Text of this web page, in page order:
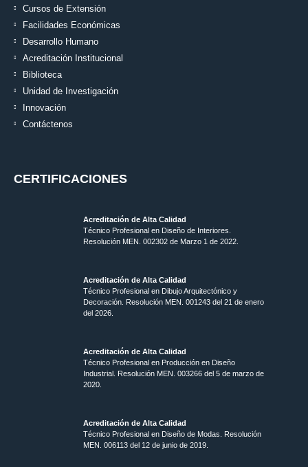
Cursos de Extensión
Facilidades Económicas
Desarrollo Humano
Acreditación Institucional
Biblioteca
Unidad de Investigación
Innovación
Contáctenos
CERTIFICACIONES
Acreditación de Alta Calidad
Técnico Profesional en Diseño de Interiores.
Resolución MEN. 002302 de Marzo 1 de 2022.
Acreditación de Alta Calidad
Técnico Profesional en Dibujo Arquitectónico y
Decoración. Resolución MEN. 001243 del 21 de enero
del 2026.
Acreditación de Alta Calidad
Técnico Profesional en Producción en Diseño
Industrial. Resolución MEN. 003266 del 5 de marzo de
2020.
Acreditación de Alta Calidad
Técnico Profesional en Diseño de Modas. Resolución
MEN. 006113 del 12 de junio de 2019.